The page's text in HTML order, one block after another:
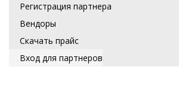
Регистрация партнера
Вендоры
Скачать прайс
Вход для партнеров